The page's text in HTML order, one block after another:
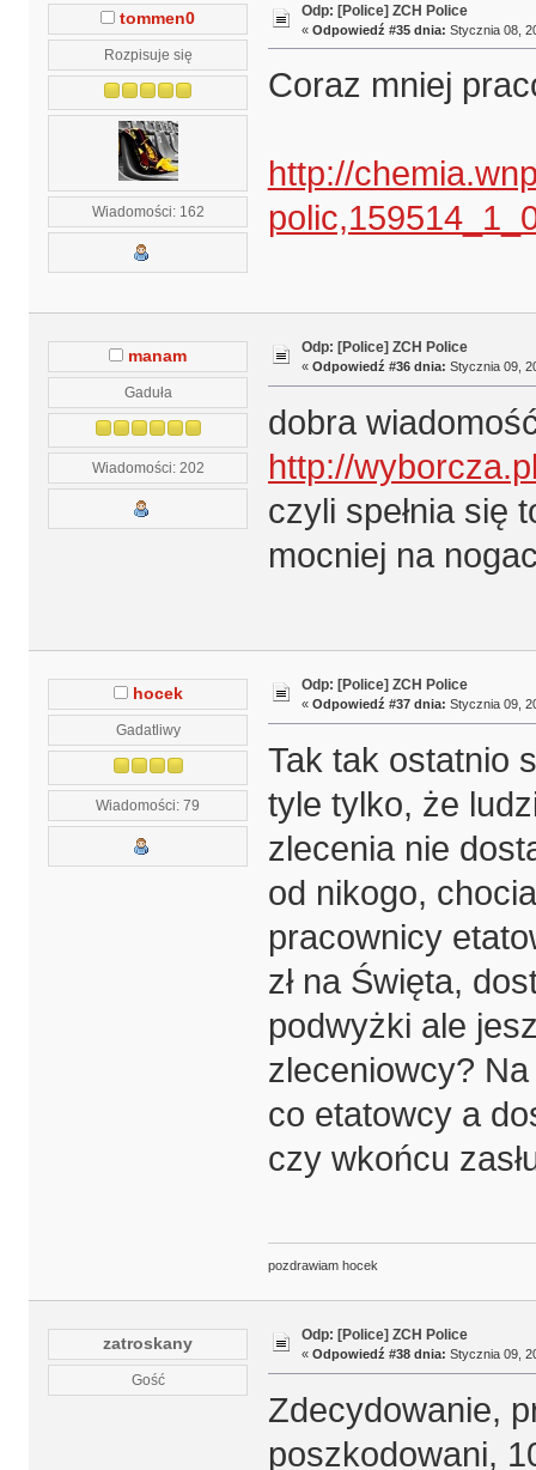
tommen0
Rozpisuje się
Wiadomości: 162
Odp: [Police] ZCH Police
« Odpowiedź #35 dnia: Stycznia 08,
Coraz mniej
http://
manam
Gaduła
Wiadomości: 202
Odp: [Police] ZCH Police
« Odpowiedź #36 dnia: Stycznia 09,
dobra
http://
czyli spełnia się
mocniej na
hocek
Gadatliwy
Wiadomości: 79
Odp: [Police] ZCH Police
« Odpowiedź #37 dnia: Stycznia 09,
Tak tak ostatnio
tyle tylko, że
zlecenia nie
od nikogo,
pracownicy
zł na Święta,
podwyżki ale
zleceniowcy?
co etatowcy a
czy wkońcu
pozdrawiam hocek
zatroskany
Gość
Odp: [Police] ZCH Police
« Odpowiedź #38 dnia: Stycznia 09,
Zdecydowanie,
poszkodowani,